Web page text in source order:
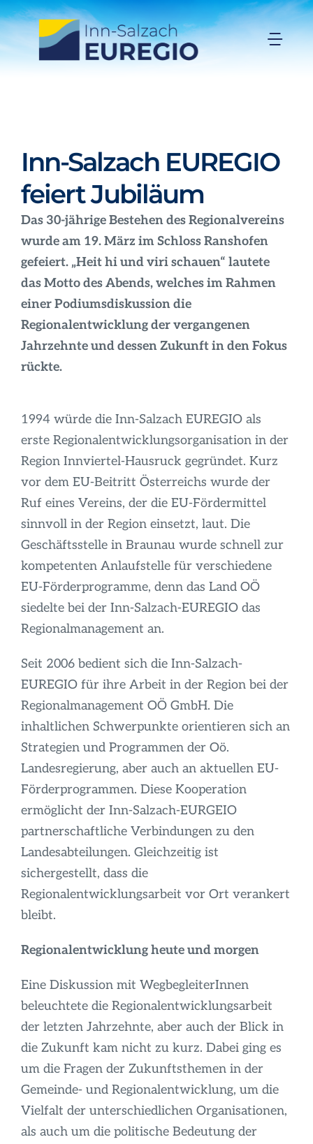
Zum
Inhalt
springen
Förderungen
Organisation
Infos
Inn-Salzach EUREGIO
feiert Jubiläum
Das 30-jährige Bestehen des Regionalvereins
wurde am 19. März im Schloss Ranshofen
gefeiert. „Heit hi und viri schauen“ lautete
das Motto des Abends, welches im Rahmen
einer Podiumsdiskussion die
Regionalentwicklung der vergangenen
Jahrzehnte und dessen Zukunft in den Fokus
rückte.
1994 würde die Inn-Salzach EUREGIO als
erste Regionalentwicklungsorganisation in der
Region Innviertel-Hausruck gegründet. Kurz
vor dem EU-Beitritt Österreichs wurde der
Ruf eines Vereins, der die EU-Fördermittel
sinnvoll in der Region einsetzt, laut. Die
Geschäftsstelle in Braunau wurde schnell zur
kompetenten Anlaufstelle für verschiedene
EU-Förderprogramme, denn das Land OÖ
siedelte bei der Inn-Salzach-EUREGIO das
Regionalmanagement an.
Seit 2006 bedient sich die Inn-Salzach-
EUREGIO für ihre Arbeit in der Region bei der
Regionalmanagement OÖ GmbH. Die
inhaltlichen Schwerpunkte orientieren sich an
Strategien und Programmen der Oö.
Landesregierung, aber auch an aktuellen EU-
Förderprogrammen. Diese Kooperation
ermöglicht der Inn-Salzach-EURGEIO
partnerschaftliche Verbindungen zu den
Landesabteilungen. Gleichzeitig ist
sichergestellt, dass die
Regionalentwicklungsarbeit vor Ort verankert
bleibt.
Regionalentwicklung heute und morgen
Eine Diskussion mit WegbegleiterInnen
beleuchtete die Regionalentwicklungsarbeit
der letzten Jahrzehnte, aber auch der Blick in
die Zukunft kam nicht zu kurz. Dabei ging es
um die Fragen der Zukunftsthemen in der
Gemeinde- und Regionalentwicklung, um die
Vielfalt der unterschiedlichen Organisationen,
als auch um die politische Bedeutung der